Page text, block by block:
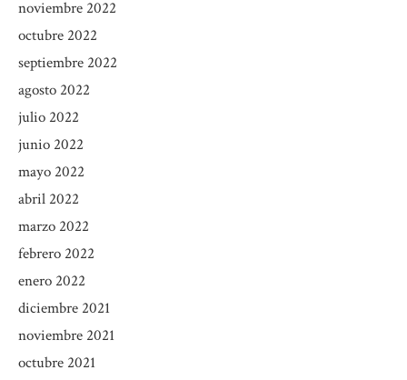
noviembre 2022
octubre 2022
septiembre 2022
agosto 2022
julio 2022
junio 2022
mayo 2022
abril 2022
marzo 2022
febrero 2022
enero 2022
diciembre 2021
noviembre 2021
octubre 2021